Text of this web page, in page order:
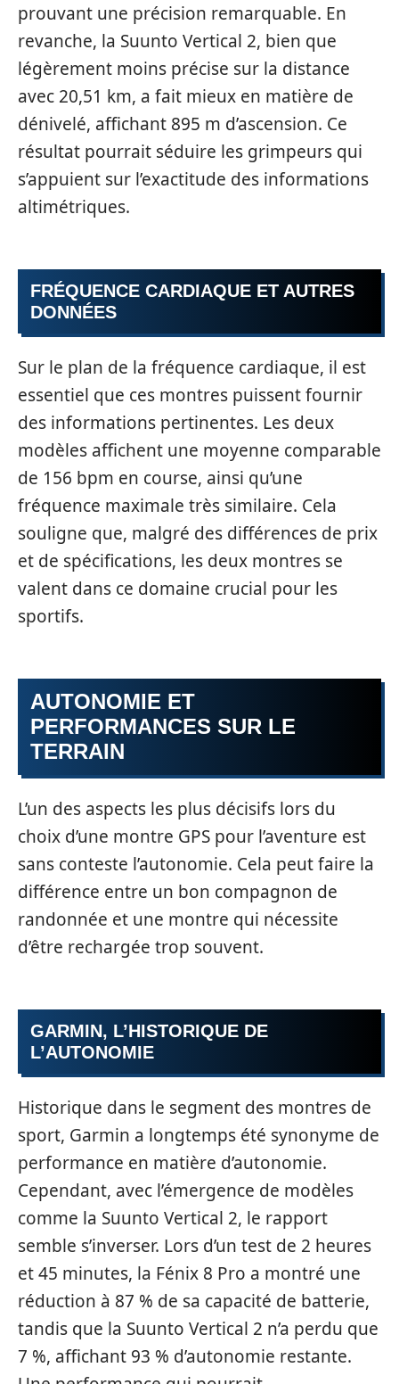
prouvant une précision remarquable. En
revanche, la Suunto Vertical 2, bien que
légèrement moins précise sur la distance
avec 20,51 km, a fait mieux en matière de
dénivelé, affichant 895 m d’ascension. Ce
résultat pourrait séduire les grimpeurs qui
s’appuient sur l’exactitude des informations
altimétriques.
FRÉQUENCE CARDIAQUE ET AUTRES
DONNÉES
Sur le plan de la fréquence cardiaque, il est
essentiel que ces montres puissent fournir
des informations pertinentes. Les deux
modèles affichent une moyenne comparable
de 156 bpm en course, ainsi qu’une
fréquence maximale très similaire. Cela
souligne que, malgré des différences de prix
et de spécifications, les deux montres se
valent dans ce domaine crucial pour les
sportifs.
AUTONOMIE ET
PERFORMANCES SUR LE
TERRAIN
L’un des aspects les plus décisifs lors du
choix d’une montre GPS pour l’aventure est
sans conteste l’autonomie. Cela peut faire la
différence entre un bon compagnon de
randonnée et une montre qui nécessite
d’être rechargée trop souvent.
GARMIN, L’HISTORIQUE DE
L’AUTONOMIE
Historique dans le segment des montres de
sport, Garmin a longtemps été synonyme de
performance en matière d’autonomie.
Cependant, avec l’émergence de modèles
comme la Suunto Vertical 2, le rapport
semble s’inverser. Lors d’un test de 2 heures
et 45 minutes, la Fénix 8 Pro a montré une
réduction à 87 % de sa capacité de batterie,
tandis que la Suunto Vertical 2 n’a perdu que
7 %, affichant 93 % d’autonomie restante.